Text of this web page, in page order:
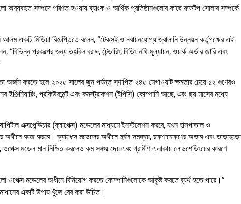
সম্পদে পরিণত হওয়ায় ব্যাংক ও আর্থিক প্রতিষ্ঠানগুলোর কাছে রুফটপ সোলার সম্পর্কে
একটি মিডিয়া বিজ্ঞপ্তিতে বলেন, “টেকসই ও নবায়নযোগ্য জ্বালানি উন্নয়ন কর্তৃপক্ষের এই
প্রকল্পের জন্য তহবিল বরাদ্দ, টেন্ডারিং, বিডিং নথি মূল্যায়ন, ওয়ার্ক অর্ডার জারি এবং
করতে হলে ২০২৫ সালের জুন পর্যন্ত স্থাপিত ২৪৫ মেগাওয়াট ক্ষমতার চেয়ে ১২ গুণেরও
প্রকিউরমেন্ট এবং কনস্ট্রাকশন (ইপিসি) কোম্পানি আছে, এবং ছয় মাসের মধ্যে
এক্সপেন্ডিচার (ক্যাপেক্স) মডেলের মাধ্যমে ইনস্টলেশন করবে, যখন হাসপাতাল ও
অধীনে কাজ করবে। ক্যাপেক্স মডেলের অধীনে দুর্বল সমন্বয়, রক্ষণাবেক্ষণের অভাব এবং তাড়াহুড়ো
ওপেক্স মডেল মান নিশ্চিত করলেও কম সঞ্চয় দেয় এবং গ্রামীণ এলাকায় লোডশেডিংয়ের কারণে
ওপেক্স মডেলের অধীনে বিনিয়োগ করতে কোম্পানিগুলোকে আকৃষ্ট করতে ব্যর্থ হতে পারে।”
একটি উপায় খুঁজে বের করা উচিত।